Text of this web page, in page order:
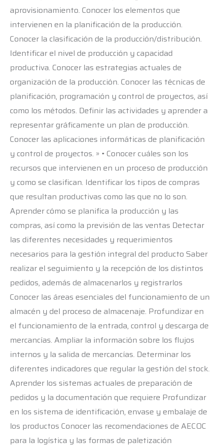
aprovisionamiento. Conocer los elementos que
intervienen en la planificación de la producción.
Conocer la clasificación de la producción/distribución.
Identificar el nivel de producción y capacidad
productiva. Conocer las estrategias actuales de
organización de la producción. Conocer las técnicas de
planificación, programación y control de proyectos, así
como los métodos. Definir las actividades y aprender a
representar gráficamente un plan de producción.
Conocer las aplicaciones informáticas de planificación
y control de proyectos. » • Conocer cuáles son los
recursos que intervienen en un proceso de producción
y como se clasifican. Identificar los tipos de compras
que resultan productivas como las que no lo son.
Aprender cómo se planifica la producción y las
compras, así como la previsión de las ventas Detectar
las diferentes necesidades y requerimientos
necesarios para la gestión integral del producto Saber
realizar el seguimiento y la recepción de los distintos
pedidos, además de almacenarlos y registrarlos
Conocer las áreas esenciales del funcionamiento de un
almacén y del proceso de almacenaje. Profundizar en
el funcionamiento de la entrada, control y descarga de
mercancías. Ampliar la información sobre los flujos
internos y la salida de mercancías. Determinar los
diferentes indicadores que regular la gestión del stock.
Aprender los sistemas actuales de preparación de
pedidos y la documentación que requiere Profundizar
en los sistema de identificación, envase y embalaje de
los productos Conocer las recomendaciones de AECOC
para la logística y las formas de paletización